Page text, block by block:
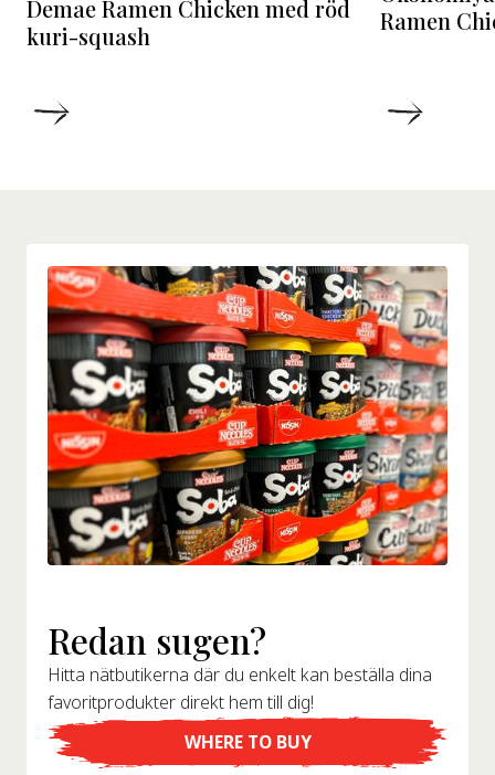
Demae Ramen Chicken med röd
kuri-squash
Ramen
Redan sugen?
Hitta nätbutikerna där du enkelt kan beställa dina
favoritprodukter direkt hem till dig!
WHERE TO BUY